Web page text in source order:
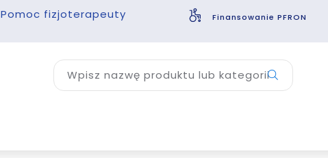
Pomoc fizjoterapeuty Finansowanie PFRON
Wpisz nazwę produktu lub kategorii